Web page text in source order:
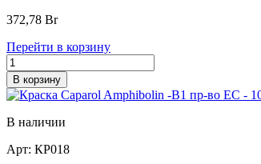
372,78 Br
Перейти в корзину
В корзину
В наличии
Арт: КР018